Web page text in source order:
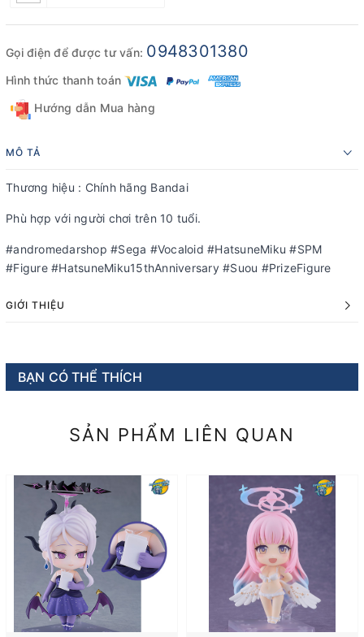
Gọi điện để được tư vấn: 0948301380
Hình thức thanh toán
Hướng dẫn Mua hàng
MÔ TẢ
Thương hiệu : Chính hãng Bandai
Phù hợp với người chơi trên 10 tuổi.
#andromedarshop #Sega #Vocaloid #HatsuneMiku #SPM
#Figure #HatsuneMiku15thAnniversary #Suou #PrizeFigure
GIỚI THIỆU
BẠN CÓ THỂ THÍCH
SẢN PHẨM LIÊN QUAN